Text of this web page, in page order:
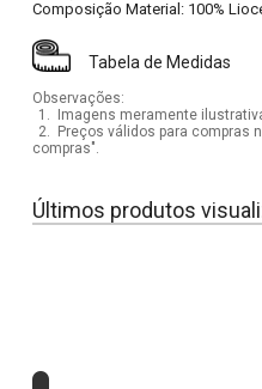
Composição Material: 100%
Tabela de Medidas
Observações:
1.
Imagens meramente
2.
Preços válidos para compras
compras".
Últimos produtos